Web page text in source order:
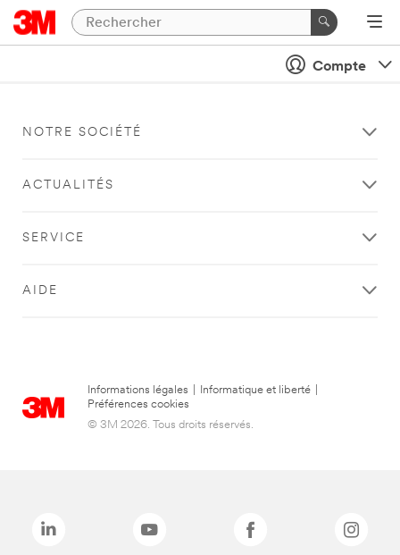
Compte
NOTRE SOCIÉTÉ
ACTUALITÉS
SERVICE
AIDE
Informations légales Informatique et liberté
Préférences cookies
© 3M 2026. Tous droits réservés.